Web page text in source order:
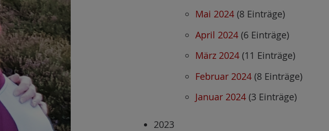
Mai 2024 (8 Einträge)
April 2024 (6 Einträge)
März 2024 (11 Einträge)
Februar 2024 (8 Einträge)
Januar 2024 (3 Einträge)
2023